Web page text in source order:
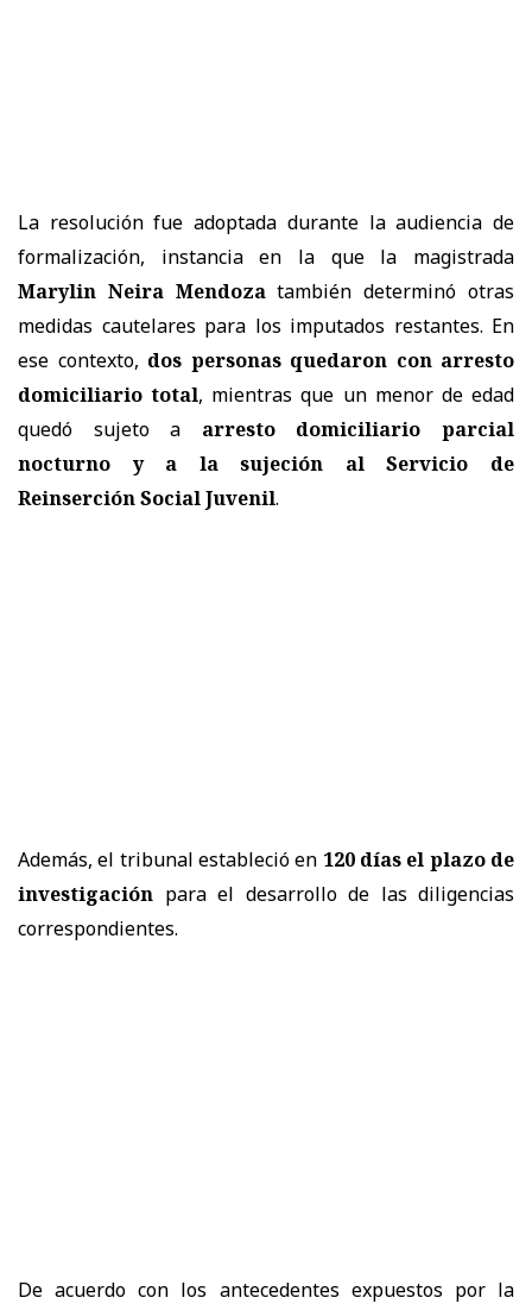
La resolución fue adoptada durante la audiencia de
formalización, instancia en la que la magistrada
Marylin Neira Mendozatambién determinó otras
medidas cautelares para los imputados restantes. En
ese contexto, dos personas quedaron con arresto
domiciliario total, mientras que un menor de edad
quedó sujeto a arresto domiciliario parcial
nocturno y a la sujeción al Servicio de
Reinserción Social Juvenil.
Además, el tribunal estableció en 120 días el plazo de
investigación para el desarrollo de las diligencias
correspondientes.
De acuerdo con los antecedentes expuestos por la